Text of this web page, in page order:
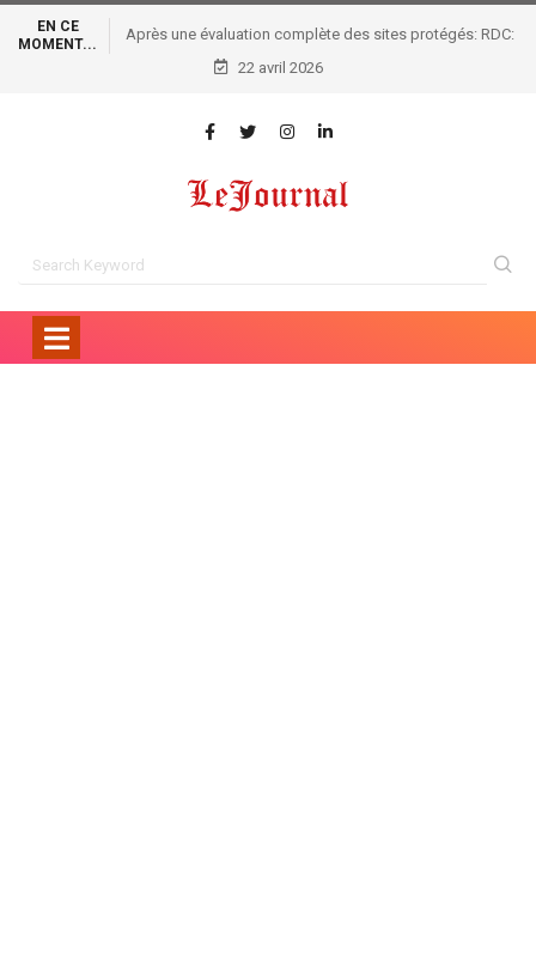
EN CE
MOMENT...
Après une évaluation complète des sites protégés: RDC:
L’Unesco élève la réserve forestière de Yangambi au rang
22 avril 2026